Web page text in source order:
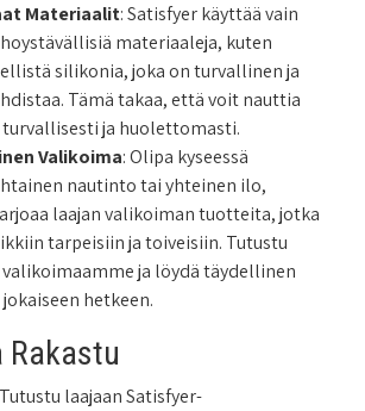
Materiaalit: Satisfyer käyttää vain
materiaaleja, kuten
silikonia, joka on turvallinen ja
Tämä takaa, että voit nauttia
ja huolettomasti.
Valikoima: Olipa kyseessä
nautinto tai yhteinen ilo,
laajan valikoiman tuotteita, jotka
tarpeisiin ja toiveisiin. Tutustu
ja löydä täydellinen
hetkeen.
Rakastu
laajaan Satisfyer-